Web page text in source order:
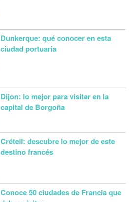
Dunkerque: qué conocer en esta
ciudad portuaria
Dijon: lo mejor para visitar en la
capital de Borgoña
Créteil: descubre lo mejor de este
destino francés
Conoce 50 ciudades de Francia que